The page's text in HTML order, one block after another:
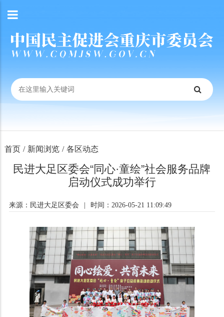
首页 / 新闻浏览 / 各区动态
民进大足区委会“同心·童绘”社会服务品牌
启动仪式成功举行
来源：民进大足区委会 时间：2026-05-21 11:09:49